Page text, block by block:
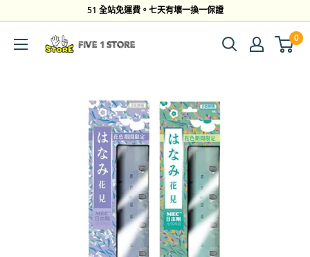
到
51 全站免運費。七天有壞一換一保證
Five
1
0